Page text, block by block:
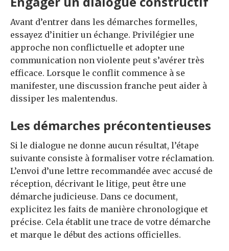
Avant d’entrer dans les démarches formelles,
essayez d’initier un échange. Privilégier une
approche non conflictuelle et adopter une
communication non violente peut s’avérer très
efficace. Lorsque le conflit commence à se
manifester, une discussion franche peut aider à
dissiper les malentendus.
Les démarches précontentieuses
Si le dialogue ne donne aucun résultat, l’étape
suivante consiste à formaliser votre réclamation.
L’envoi d’une lettre recommandée avec accusé de
réception, décrivant le litige, peut être une
démarche judicieuse. Dans ce document,
explicitez les faits de manière chronologique et
précise. Cela établit une trace de votre démarche
et marque le début des actions officielles.